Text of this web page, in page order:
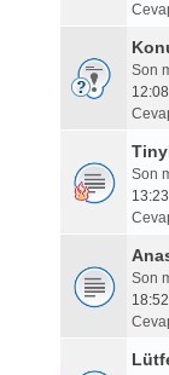
Son
Son
Son